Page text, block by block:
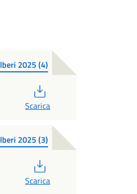
2025 (4)
Scarica
2025 (3)
Scarica